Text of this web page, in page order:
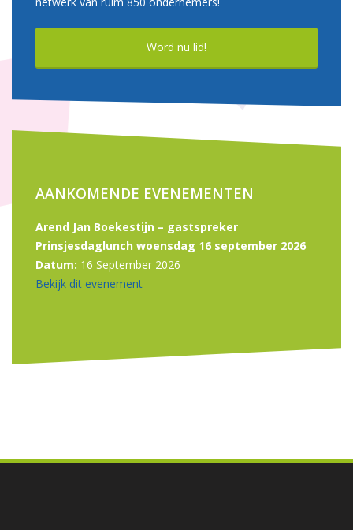
Word nu lid!
AANKOMENDE EVENEMENTEN
Arend Jan Boekestijn – gastspreker
Prinsjesdaglunch woensdag 16 september 2026
Datum: 16 September 2026
Bekijk dit evenement